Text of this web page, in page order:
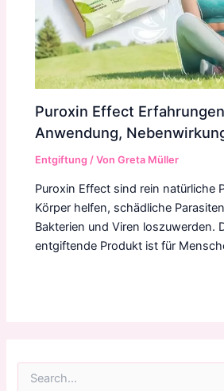
Puroxin Effect
Anwendung,
Entgiftung / VonGreta Müller
Puroxin Effect sind rein natürliche
Körper helfen, schädliche
Bakterien und Viren loszuwerden.
entgiftende Produkt ist für